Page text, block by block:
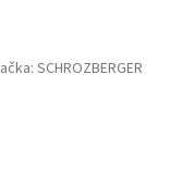
SCHROZBERGER